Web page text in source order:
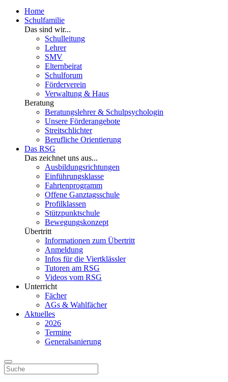
Home
Schulfamilie
Das sind wir...
Schulleitung
Lehrer
SMV
Elternbeirat
Schulforum
Förderverein
Verwaltung & Haus
Beratung
Beratungslehrer & Schulpsychologin
Unsere Förderangebote
Streitschlichter
Berufliche Orientierung
Das RSG
Das zeichnet uns aus...
Ausbildungsrichtungen
Einführungsklasse
Fahrtenprogramm
Offene Ganztagsschule
Profilklassen
Stützpunktschule
Bewegungskonzept
Übertritt
Informationen zum Übertritt
Anmeldung
Infos für die Viertklässler
Tutoren am RSG
Videos vom RSG
Unterricht
Fächer
AGs & Wahlfächer
Aktuelles
2026
Termine
Generalsanierung